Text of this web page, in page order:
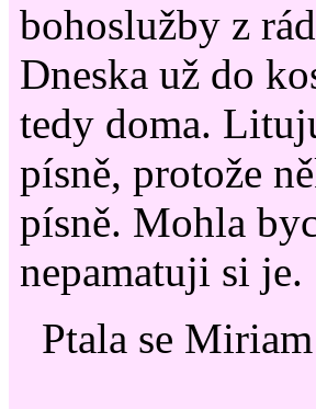
bohoslužby z
Dneska už do
tedy doma.
písně, protože
písně. Mohla
nepamatuji si je.
Ptala se